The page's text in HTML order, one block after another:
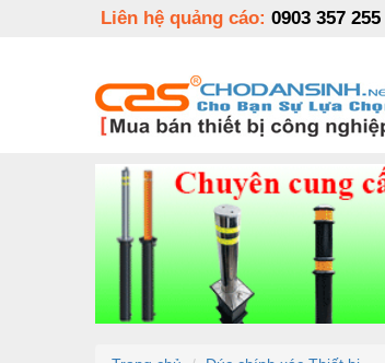
Liên hệ quảng cáo: 0903 357 255